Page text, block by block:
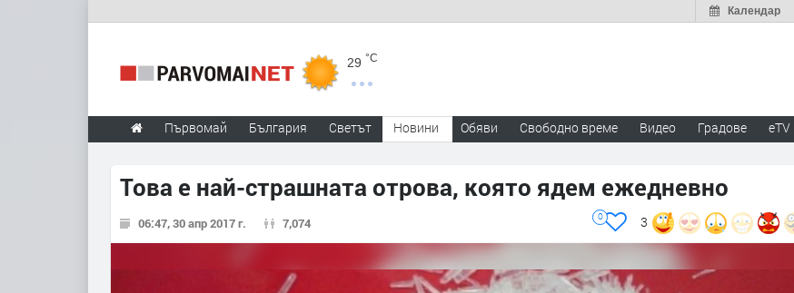
Календар
29 °C
Първомай България Светът Новини Обяви Свободно време Видео Градове eTV
Това е най-страшната отрова, която ядем ежедневно
06:47, 30 апр 2017 г. 7,074 3
0